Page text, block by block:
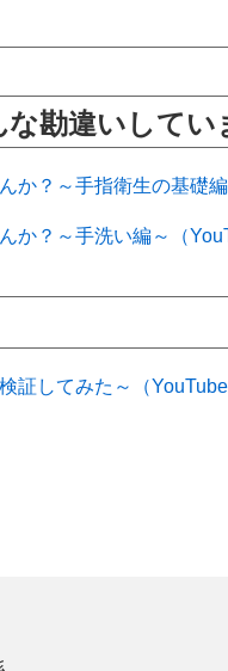
勘違いしてい
？～手指衛生の基礎編
？～手洗い編～（
証してみた～（YouTube